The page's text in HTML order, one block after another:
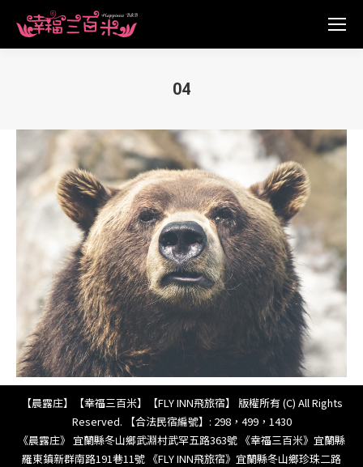
04
【晨露庄】【幸福三百米】【FLY INN飛旅宿】 版權所有 (C) All Rights
Reserved. 【合法民宿編號】: 298，499，1430
《晨露庄》 宜蘭縣冬山鄉武淵村武罕五路363號 《幸福三百米》宜蘭縣
羅東鎮新群南路191巷11號 《FLY INN飛旅宿》宜蘭縣冬山鄉珍珠二路